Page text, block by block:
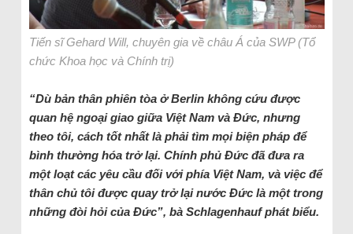
Tiến sĩ Gehard Will, chuyên gia về châu Á của SWP (Tổ
chức Khoa học và Chính trị)
“Dù bản thân phiên tòa ở Berlin không cứu được
quan hệ ngoại giao giữa Việt Nam và Đức, nhưng
theo tôi, cách tốt nhất là phải tìm mọi biện pháp để
bình thường hóa trở lại. Chính phủ Đức đã đưa ra
một loạt các yêu cầu đối với phía Việt Nam, và việc để
thân chủ tôi được quay trở lại nước Đức là một trong
những đòi hỏi của Đức”, bà Schlagenhauf phát biểu.